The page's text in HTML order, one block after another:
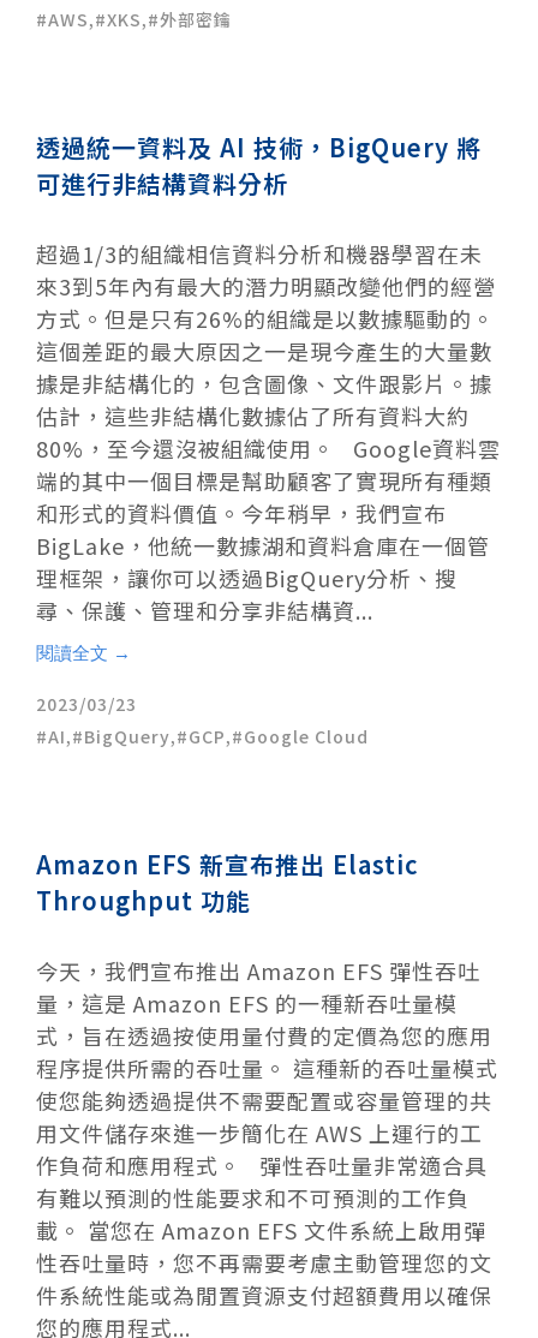
AWS, XKS, 外部密鑰
透過統一資料及 AI 技術，BigQuery 將
可進行非結構資料分析
超過1/3的組織相信資料分析和機器學習在未
來3到5年內有最大的潛力明顯改變他們的經營
方式。但是只有26%的組織是以數據驅動的。
這個差距的最大原因之一是現今產生的大量數
據是非結構化的，包含圖像、文件跟影片。據
估計，這些非結構化數據佔了所有資料大約
80%，至今還沒被組織使用。 Google資料雲
端的其中一個目標是幫助顧客了實現所有種類
和形式的資料價值。今年稍早，我們宣布
BigLake，他統一數據湖和資料倉庫在一個管
理框架，讓你可以透過BigQuery分析、搜
尋、保護、管理和分享非結構資...
閱讀全文 →
2023/03/23
AI, BigQuery, GCP, Google Cloud
Amazon EFS 新宣布推出 Elastic
Throughput 功能
今天，我們宣布推出 Amazon EFS 彈性吞吐
量，這是 Amazon EFS 的一種新吞吐量模
式，旨在透過按使用量付費的定價為您的應用
程序提供所需的吞吐量。 這種新的吞吐量模式
使您能夠透過提供不需要配置或容量管理的共
用文件儲存來進一步簡化在 AWS 上運行的工
作負荷和應用程式。 彈性吞吐量非常適合具
有難以預測的性能要求和不可預測的工作負
載。 當您在 Amazon EFS 文件系統上啟用彈
性吞吐量時，您不再需要考慮主動管理您的文
件系統性能或為閒置資源支付超額費用以確保
您的應用程式...